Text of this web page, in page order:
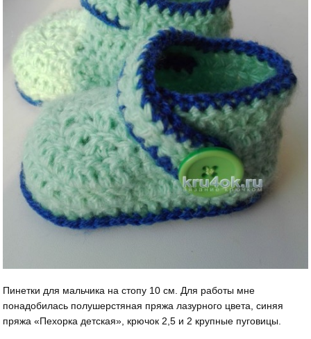
Пинетки для мальчика на стопу 10 см. Для работы мне
понадобилась полушерстяная пряжа лазурного цвета, синяя
пряжа «Пехорка детская», крючок 2,5 и 2 крупные пуговицы.